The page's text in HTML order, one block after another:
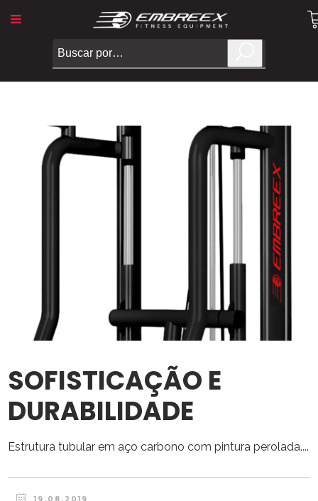
SOFISTICAÇÃO E
DURABILIDADE
Estrutura tubular em aço carbono com pintura perolada....
19.08.2019